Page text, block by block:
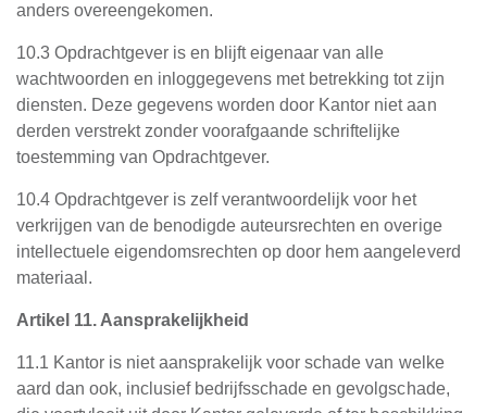
anders overeengekomen.
10.3 Opdrachtgever is en blijft eigenaar van alle
wachtwoorden en inloggegevens met betrekking tot zijn
diensten. Deze gegevens worden door Kantor niet aan
derden verstrekt zonder voorafgaande schriftelijke
toestemming van Opdrachtgever.
10.4 Opdrachtgever is zelf verantwoordelijk voor het
verkrijgen van de benodigde auteursrechten en overige
intellectuele eigendomsrechten op door hem aangeleverd
materiaal.
Artikel 11. Aansprakelijkheid
11.1 Kantor is niet aansprakelijk voor schade van welke
aard dan ook, inclusief bedrijfsschade en gevolgschade,